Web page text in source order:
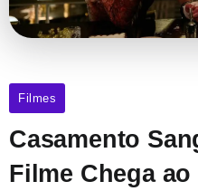
Filmes
Casamento
Filme Chega